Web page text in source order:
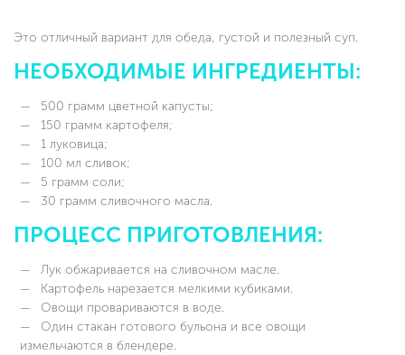
Это отличный вариант для обеда, густой и полезный суп.
НЕОБХОДИМЫЕ ИНГРЕДИЕНТЫ:
500 грамм цветной капусты;
150 грамм картофеля;
1 луковица;
100 мл сливок;
5 грамм соли;
30 грамм сливочного масла.
ПРОЦЕСС ПРИГОТОВЛЕНИЯ:
Лук обжаривается на сливочном масле.
Картофель нарезается мелкими кубиками.
Овощи провариваются в воде.
Один стакан готового бульона и все овощи
измельчаются в блендере.